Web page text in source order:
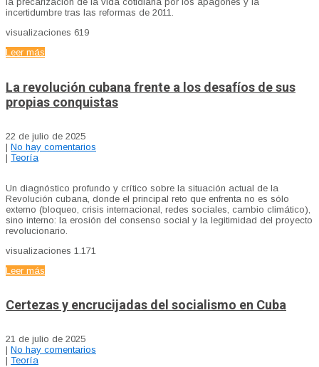
incertidumbre tras las reformas de 2011.
visualizaciones 619
Leer más
La revolución cubana frente a los desafíos de sus
propias conquistas
22 de julio de 2025
| No hay comentarios
| Teoría
Un diagnóstico profundo y crítico sobre la situación actual de la
Revolución cubana, donde el principal reto que enfrenta no es sólo
externo (bloqueo, crisis internacional, redes sociales, cambio climático),
sino interno: la erosión del consenso social y la legitimidad del proyecto
revolucionario.
visualizaciones 1.171
Leer más
Certezas y encrucijadas del socialismo en Cuba
21 de julio de 2025
| No hay comentarios
| Teoría